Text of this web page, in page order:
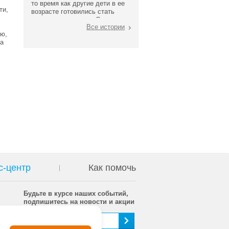
то время как другие дети в ее
возрасте готовились стать
третьеклассниками, Олесю
записали в только первый
Все истории
центр Как помочь
Будьте в курсе наших событий,
подпишитесь на новости и акции